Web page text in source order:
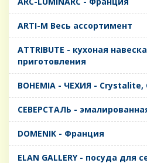
ARTI-M Весь ассортимент
ATTRIBUTE - кухоная
приготовления
BOHEMIA - ЧЕХИЯ - Crystalite,
CЕВЕРСТАЛЬ -
DOMENIK - Франция
ELAN GALLERY - посуда для